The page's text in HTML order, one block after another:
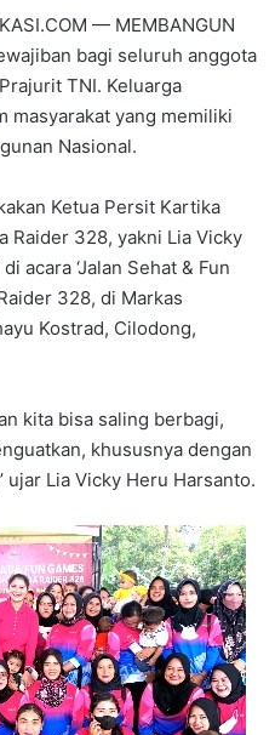
— MEMBANGUN
bagi seluruh anggota
TNI. Keluarga
masyarakat yang memiliki
Nasional.
Ketua Persit Kartika
Raider 328, yakni Lia Vicky
acara ‘Jalan Sehat & Fun
328, di Markas
Kostrad, Cilodong,
kita bisa saling berbagi,
khususnya dengan
ujar Lia Vicky Heru Harsanto.